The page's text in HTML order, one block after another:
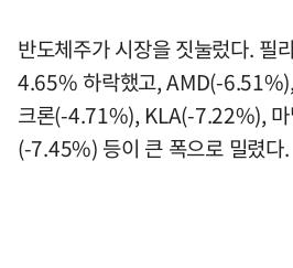
반도체주가 시장을 짓눌렀다. 필
4.65% 하락했고, AMD(-
크론(-4.71%), KLA(-7.22%), 마
(-7.45%) 등이 큰 폭으로 밀렸다.